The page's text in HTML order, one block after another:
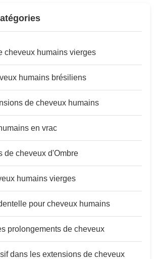
cheveux humains vierges
humains brésiliens
de cheveux humains
en vrac
de cheveux d'Ombre
humains vierges
pour cheveux humains
prolongements de cheveux
dans les extensions de cheveux